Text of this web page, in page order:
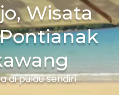
Wisata
di pulau sendiri